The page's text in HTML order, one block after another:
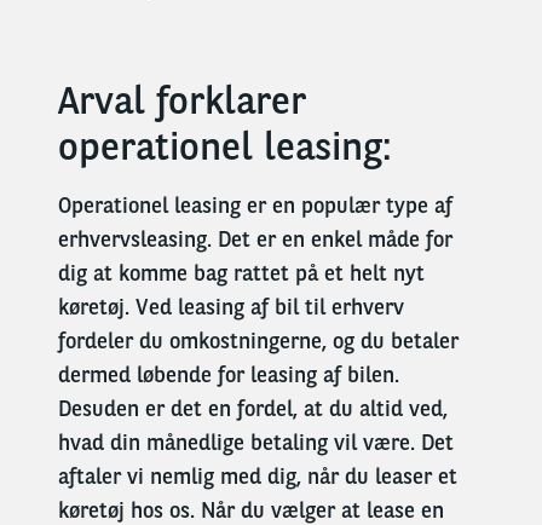
Arval forklarer
operationel leasing:
Operationel leasing er en populær type af
erhvervsleasing. Det er en enkel måde for
dig at komme bag rattet på et helt nyt
køretøj. Ved leasing af bil til erhverv
fordeler du omkostningerne, og du betaler
dermed løbende for leasing af bilen.
Desuden er det en fordel, at du altid ved,
hvad din månedlige betaling vil være. Det
aftaler vi nemlig med dig, når du leaser et
køretøj hos os. Når du vælger at lease en